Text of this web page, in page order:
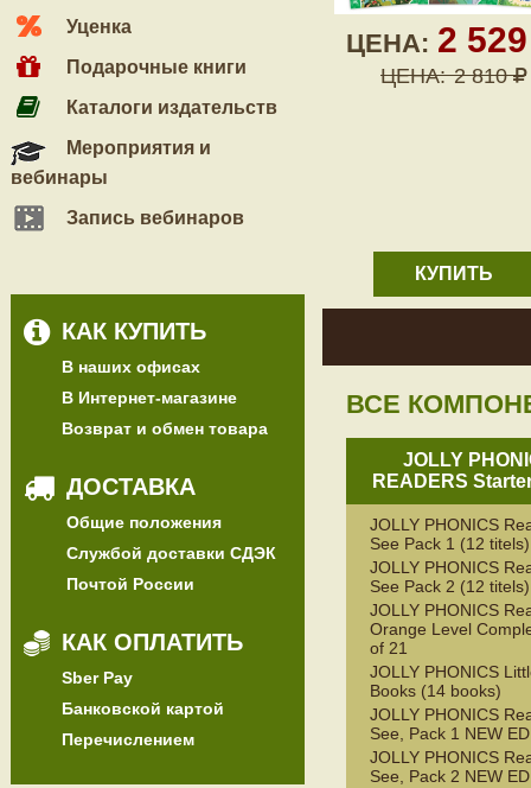
Уценка
Подарочные книги
Каталоги издательств
Мероприятия и
вебинары
Запись вебинаров
КАК КУПИТЬ
В наших офисах
В Интернет-магазине
Возврат и обмен товара
ДОСТАВКА
Общие положения
Службой доставки СДЭК
Почтой России
КАК ОПЛАТИТЬ
Sber Pay
Банковской картой
Перечислением
ЦЕНА: 2
ЦЕНА: 2 810
КУПИТЬ
ВСЕ
JOLLY
READERS
JOLLY PHONICS
See Pack 1 (12 titels)
JOLLY PHONICS
See Pack 2 (12 titels)
JOLLY PHONICS
Orange Level
of 21
JOLLY PHONICS
Books (14 books)
JOLLY PHONICS
See, Pack 1 NEW
JOLLY PHONICS
See, Pack 2 NEW